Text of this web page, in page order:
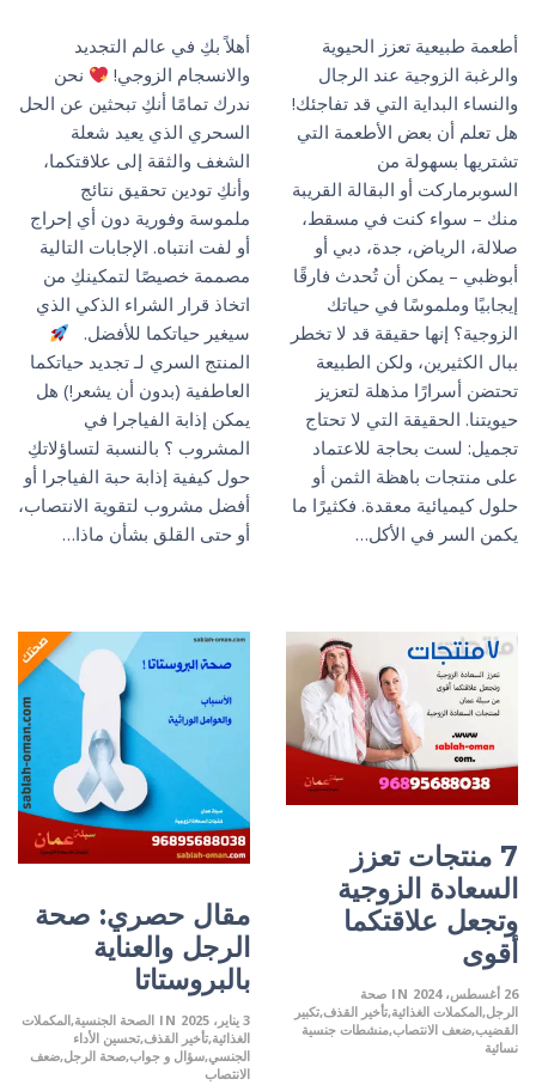
أهلاً بكِ في عالم التجديد
والانسجام الزوجي!
نحن
ندرك تمامًا أنكِ تبحثين عن الحل
السحري الذي يعيد شعلة
الشغف والثقة إلى علاقتكما،
وأنكِ تودين تحقيق نتائج
ملموسة وفورية دون أي إحراج
أو لفت انتباه. الإجابات التالية
مصممة خصيصًا لتمكينكِ من
اتخاذ قرار الشراء الذكي الذي
سيغير حياتكما للأفضل.
المنتج السري لـ تجديد حياتكما
العاطفية (بدون أن يشعر!) هل
يمكن إذابة الفياجرا في
المشروب ؟ بالنسبة لتساؤلاتكِ
حول كيفية إذابة حبة الفياجرا أو
أفضل مشروب لتقوية الانتصاب،
أو حتى القلق بشأن ماذا…
أطعمة طبيعية تعزز الحيوية
والرغبة الزوجية عند الرجال
والنساء البداية التي قد تفاجئك!
هل تعلم أن بعض الأطعمة التي
تشتريها بسهولة من
السوبرماركت أو البقالة القريبة
منك – سواء كنت في مسقط،
صلالة، الرياض، جدة، دبي أو
أبوظبي – يمكن أن تُحدث فارقًا
إيجابيًا وملموسًا في حياتك
الزوجية؟ إنها حقيقة قد لا تخطر
ببال الكثيرين، ولكن الطبيعة
تحتضن أسرارًا مذهلة لتعزيز
حيويتنا. الحقيقة التي لا تحتاج
تجميل: لست بحاجة للاعتماد
على منتجات باهظة الثمن أو
حلول كيميائية معقدة. فكثيرًا ما
يكمن السر في الأكل…
مقال حصري: صحة
الرجل والعناية
بالبروستاتا
3 يناير، 2025 IN الصحة الجنسية المكملات
الغذائية تأخير القذف تحسين الأداء
الجنسي سؤال و جواب صحة الرجل ضعف
الانتصاب
7 منتجات تعزز
السعادة الزوجية
وتجعل علاقتكما
أقوى
26 أغسطس، 2024 IN صحة
الرجل المكملات الغذائية تأخير القذف تكبير
القضيب ضعف الانتصاب منشطات جنسية
نسائية